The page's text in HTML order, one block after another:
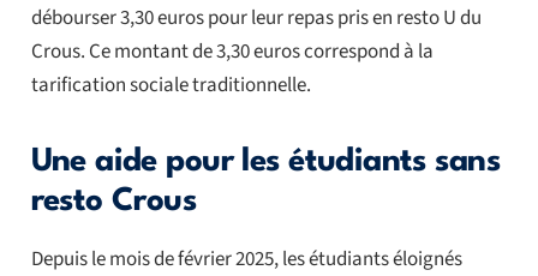
débourser 3,30 euros pour leur repas pris en resto U du
Crous. Ce montant de 3,30 euros correspond à la
tarification sociale traditionnelle.
Une aide pour les étudiants sans
resto Crous
Depuis le mois de février 2025, les étudiants éloignés